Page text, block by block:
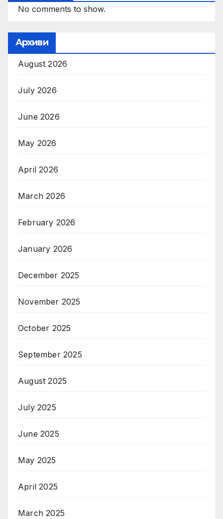
No comments to show.
Архиви
August 2026
July 2026
June 2026
May 2026
April 2026
March 2026
February 2026
January 2026
December 2025
November 2025
October 2025
September 2025
August 2025
July 2025
June 2025
May 2025
April 2025
March 2025